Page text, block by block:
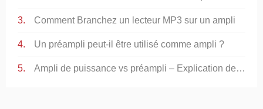
Comment Branchez un lecteur MP3 sur un ampli
Un préampli peut-il être utilisé comme ampli ?
Ampli de puissance vs préampli – Explication des principales différences